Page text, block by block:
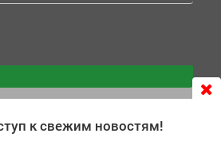
к свежим новостям!
файлов cookie, которые
работу сайта и сбора